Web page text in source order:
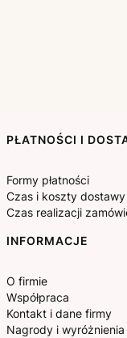
Linki w stopce
PŁATNOŚCI I
Formy płatności
Czas i koszty dostawy
Czas realizacji
INFORMACJE
O firmie
Współpraca
Kontakt i dane firmy
Nagrody i wyróżnienia